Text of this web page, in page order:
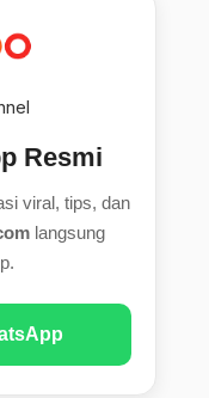
Resmi
viral, tips, dan
langsung